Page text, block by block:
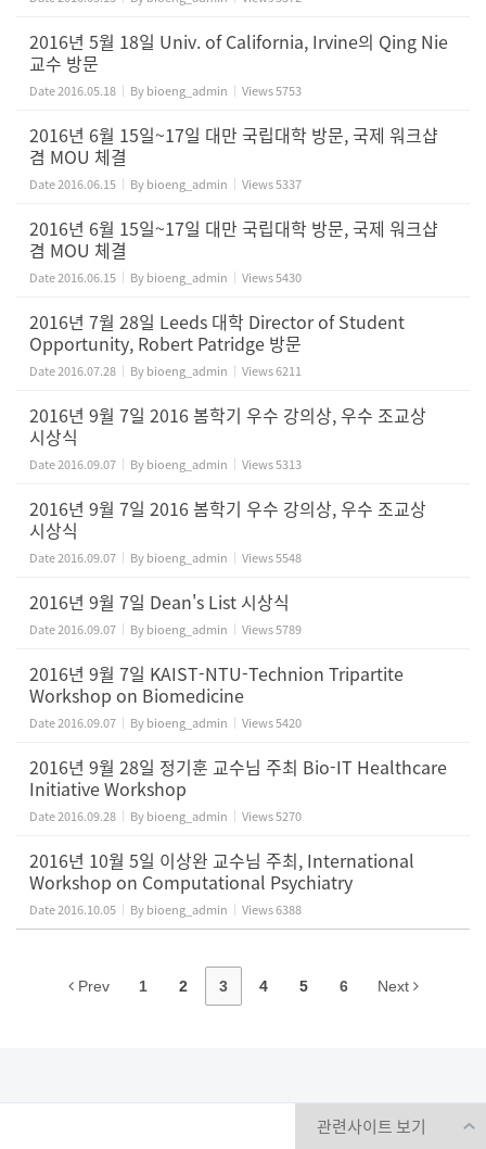
2016년 5월 18일 Univ. of California, Irvine의 Qing Nie
교수 방문
Date2016.05.18 Bybioeng_admin Views5753
2016년 6월 15일~17일 대만 국립대학 방문, 국제 워크샵
겸 MOU 체결
Date2016.06.15 Bybioeng_admin Views5337
2016년 6월 15일~17일 대만 국립대학 방문, 국제 워크샵
겸 MOU 체결
Date2016.06.15 Bybioeng_admin Views5430
2016년 7월 28일 Leeds 대학 Director of Student
Opportunity, Robert Patridge 방문
Date2016.07.28 Bybioeng_admin Views6211
2016년 9월 7일 2016 봄학기 우수 강의상, 우수 조교상
시상식
Date2016.09.07 Bybioeng_admin Views5313
2016년 9월 7일 2016 봄학기 우수 강의상, 우수 조교상
시상식
Date2016.09.07 Bybioeng_admin Views5548
2016년 9월 7일 Dean's List 시상식
Date2016.09.07 Bybioeng_admin Views5789
2016년 9월 7일 KAIST-NTU-Technion Tripartite
Workshop on Biomedicine
Date2016.09.07 Bybioeng_admin Views5420
2016년 9월 28일 정기훈 교수님 주최 Bio-IT Healthcare
Initiative Workshop
Date2016.09.28 Bybioeng_admin Views5270
2016년 10월 5일 이상완 교수님 주최, International
Workshop on Computational Psychiatry
Date2016.10.05 Bybioeng_admin Views6388
Prev 1 2 3 4 5 6 Next